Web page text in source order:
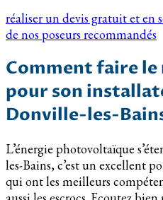
réaliser un devis gratuit et en
de nos poseurs recommandés
Comment faire
pour son
Donville-les-
L’énergie photovoltaïque
les-Bains, c’est un excellent
qui ont les meilleurs